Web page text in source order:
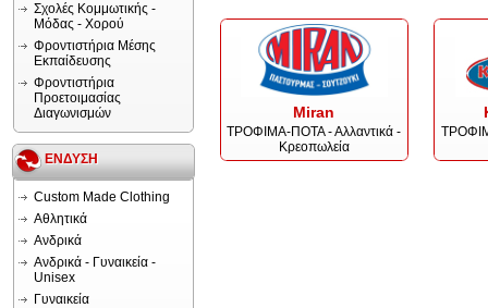
Σχολές Κομμωτικής -
Μόδας - Χορού
Φροντιστήρια Μέσης
Εκπαίδευσης
Φροντιστήρια
Προετοιμασίας
Διαγωνισμών
ΕΝΔΥΣΗ
Custom Made Clothing
Αθλητικά
Ανδρικά
Ανδρικά - Γυναικεία -
Unisex
Γυναικεία
Miran
ΤΡΟΦΙΜΑ-ΠΟΤΑ - Αλλαντικά -
Κρεοπωλεία